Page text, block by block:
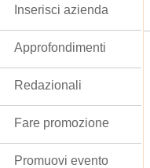
Inserisci azienda
Approfondimenti
Redazionali
Fare promozione
Promuovi evento